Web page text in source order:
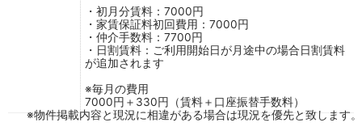
・初月分賃料：7000円
・家賃保証料初回費用：7000円
・仲介手数料：7700円
・日割賃料：ご利用開始日が月途中の場合日割賃料
が追加されます
※毎月の費用
7000円＋330円（賃料＋口座振替手数料）
※物件掲載内容と現況に相違がある場合は現況を優先と致します。